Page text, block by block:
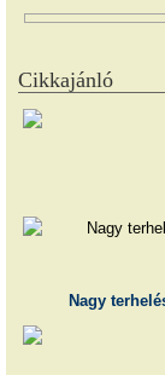
Cikkajánló
Nagy